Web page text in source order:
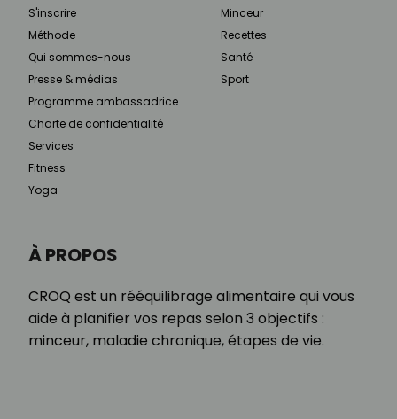
À PROPOS
CROQ est un rééquilibrage alimentaire qui vous
aide à planifier vos repas selon 3 objectifs :
minceur, maladie chronique, étapes de vie.
S'inscrire
Méthode
Qui sommes-nous
Presse & médias
Programme ambassadrice
Charte de confidentialité
Services
Fitness
Yoga
Minceur
Recettes
Santé
Sport